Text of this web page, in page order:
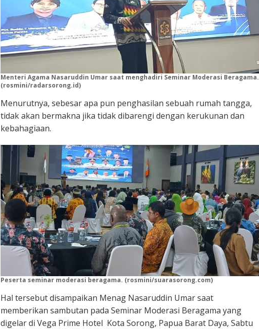
Menteri Agama Nasaruddin Umar saat menghadiri Seminar Moderasi Beragama.
(rosmini/radarsorong.id)
Menurutnya, sebesar apa pun penghasilan sebuah rumah tangga,
tidak akan bermakna jika tidak dibarengi dengan kerukunan dan
kebahagiaan.
Peserta seminar moderasi beragama. (rosmini/suarasorong.com)
Hal tersebut disampaikan Menag Nasaruddin Umar saat
memberikan sambutan pada Seminar Moderasi Beragama yang
digelar di Vega Prime Hotel Kota Sorong, Papua Barat Daya, Sabtu